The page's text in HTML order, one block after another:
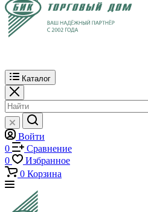
Каталог
Войти
0
Сравнение
0
Избранное
0 Корзина